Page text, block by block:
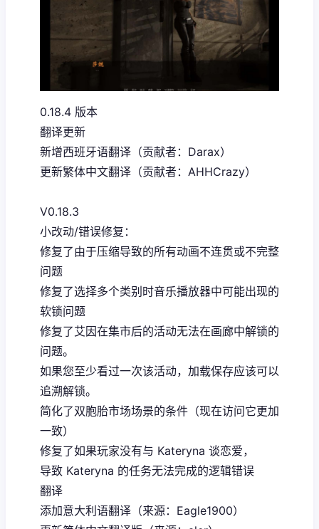
0.18.4 版本
翻译更新
新增西班牙语翻译（贡献者：Darax）
更新繁体中文翻译（贡献者：AHHCrazy）
V0.18.3
小改动/错误修复：
修复了由于压缩导致的所有动画不连贯或不完整
问题
修复了选择多个类别时音乐播放器中可能出现的
软锁问题
修复了艾因在集市后的活动无法在画廊中解锁的
问题。
如果您至少看过一次该活动，加载保存应该可以
追溯解锁。
简化了双胞胎市场场景的条件（现在访问它更加
一致）
修复了如果玩家没有与 Kateryna 谈恋爱，
导致 Kateryna 的任务无法完成的逻辑错误
翻译
添加意大利语翻译（来源：Eagle1900）